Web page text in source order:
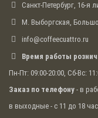
Санкт-Петербург, 16-я
М. Выборгская,
info@coffeecuattro.ru
Время работы
Пн-Пт: 09:00-20:00, Сб-Вс:
Заказ по телефону - в
в выходные - с 11 до 18